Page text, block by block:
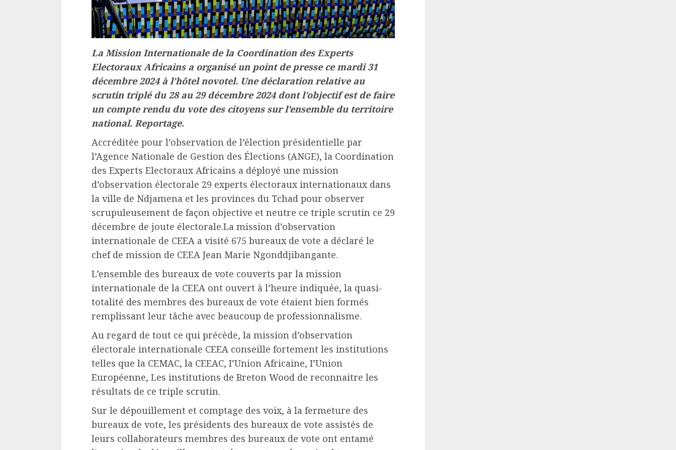
La Mission Internationale de la Coordination des Experts
Electoraux Africains a organisé un point de presse ce mardi 31
décembre 2024 à l’hôtel novotel. Une déclaration relative au
scrutin triplé du 28 au 29 décembre 2024 dont l’objectif est de faire
un compte rendu du vote des citoyens sur l’ensemble du territoire
national. Reportage.
Accréditée pour l’observation de l’élection présidentielle par
l’Agence Nationale de Gestion des Élections (ANGE), la Coordination
des Experts Electoraux Africains a déployé une mission
d’observation électorale 29 experts électoraux internationaux dans
la ville de Ndjamena et les provinces du Tchad pour observer
scrupuleusement de façon objective et neutre ce triple scrutin ce 29
décembre de joute électorale.La mission d’observation
internationale de CEEA a visité 675 bureaux de vote a déclaré le
chef de mission de CEEA Jean Marie Ngonddjibangante.
L’ensemble des bureaux de vote couverts par la mission
internationale de la CEEA ont ouvert à l’heure indiquée, la quasi-
totalité des membres des bureaux de vote étaient bien formés
remplissant leur tâche avec beaucoup de professionnalisme.
Au regard de tout ce qui précède, la mission d’observation
électorale internationale CEEA conseille fortement les institutions
telles que la CEMAC, la CEEAC, I’Union Africaine, I’Union
Européenne, Les institutions de Breton Wood de reconnaitre les
résultats de ce triple scrutin.
Sur le dépouillement et comptage des voix, à la fermeture des
bureaux de vote, les présidents des bureaux de vote assistés de
leurs collaborateurs membres des bureaux de vote ont entamé